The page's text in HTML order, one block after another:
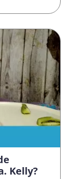
Kelly?